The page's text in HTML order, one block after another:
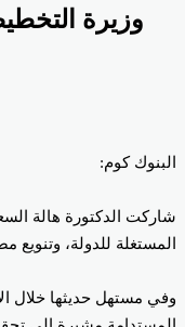
وزيرة التخطيط: 99,5 مليار جنيه قيمة استثمارات قطاع الصناعة خلال
البنوك كوم:
شاركت الدكتورة هالة
المستغلة للدولة، وتنويع
وفي مستهل حديثها خلال